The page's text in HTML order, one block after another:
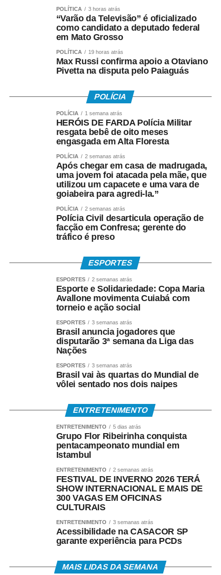
POLÍTICA 3 horas atrás
“Varão da Televisão” é oficializado
como candidato a deputado federal
em Mato Grosso
POLÍTICA 19 horas atrás
Max Russi confirma apoio a Otaviano
Pivetta na disputa pelo Paiaguás
POLÍCIA
POLÍCIA 1 semana atrás
HERÓIS DE FARDA Polícia Militar
resgata bebê de oito meses
engasgada em Alta Floresta
POLÍCIA 2 semanas atrás
Após chegar em casa de madrugada,
uma jovem foi atacada pela mãe, que
utilizou um capacete e uma vara de
goiabeira para agredi-la.”
POLÍCIA 2 semanas atrás
Polícia Civil desarticula operação de
facção em Confresa; gerente do
tráfico é preso
ESPORTES
ESPORTES 2 semanas atrás
Esporte e Solidariedade: Copa Maria
Avallone movimenta Cuiabá com
torneio e ação social
ESPORTES 3 semanas atrás
Brasil anuncia jogadores que
disputarão 3ª semana da Liga das
Nações
ESPORTES 3 semanas atrás
Brasil vai às quartas do Mundial de
vôlei sentado nos dois naipes
ENTRETENIMENTO
ENTRETENIMENTO 5 dias atrás
Grupo Flor Ribeirinha conquista
pentacampeonato mundial em
Istambul
ENTRETENIMENTO 2 semanas atrás
FESTIVAL DE INVERNO 2026 TERÁ
SHOW INTERNACIONAL E MAIS DE
300 VAGAS EM OFICINAS
CULTURAIS
ENTRETENIMENTO 3 semanas atrás
Acessibilidade na CASACOR SP
garante experiência para PCDs
MAIS LIDAS DA SEMANA